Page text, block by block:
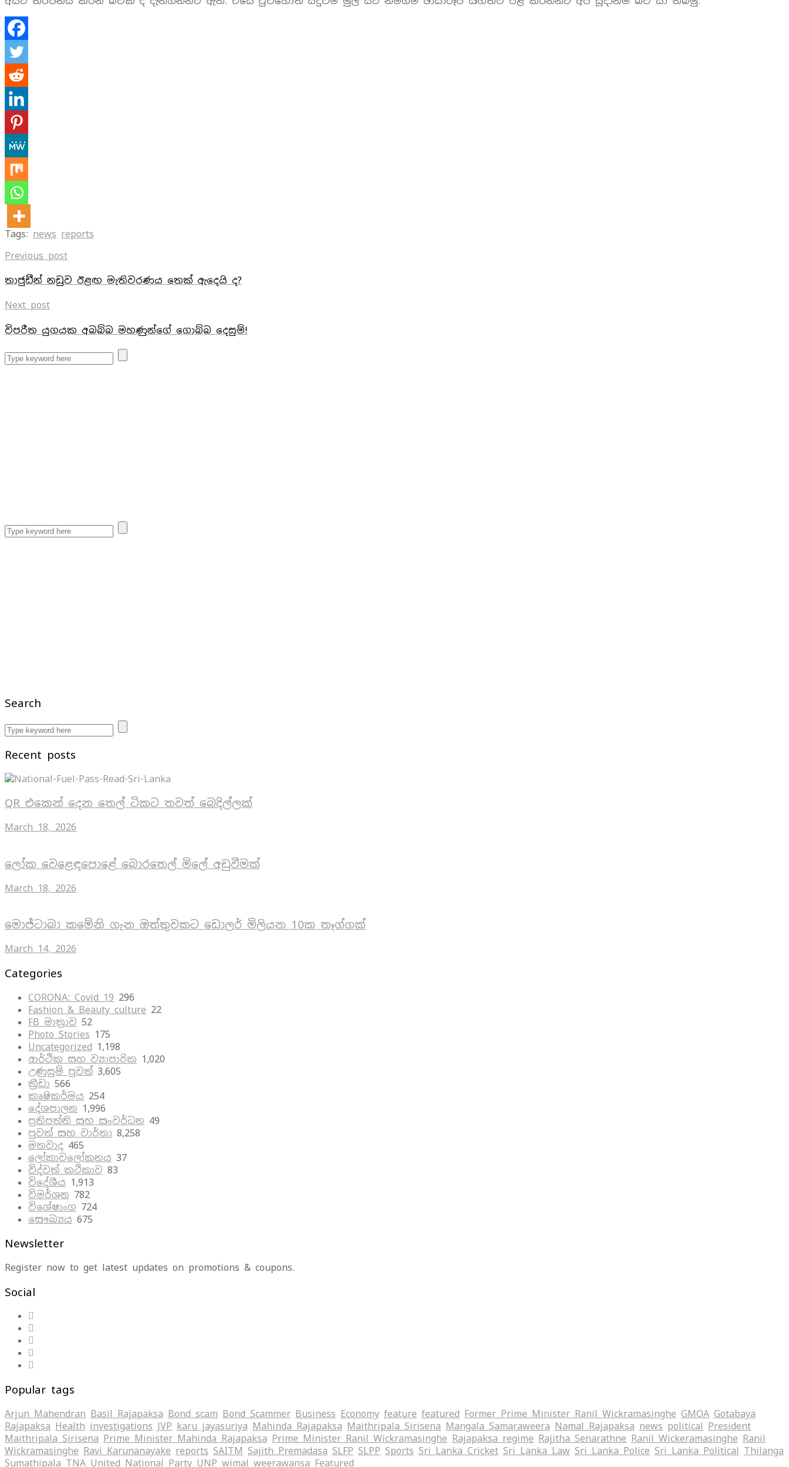
Tags: news reports
Previous post
තාජුඩීන් නඩුව ඊළඟ මැතිවරණය තෙක් ඇදෙයි ද?
Next post
විපරීත යුගයක අබබ්බ මහණුන්ගේ ගොබ්බ දෙසුම්!
Search
Recent posts
QR එකෙන් දෙන තෙල් ටිකට තවත් බෙදිල්ලක්
March 18, 2026
ලෝක වෙළෙඳපොළේ බොරතෙල් මිලේ අඩුවීමක්
March 18, 2026
මොජ්ටාබා කමේනි ගැන ඔත්තුවකට ඩොලර් මිලියන 10ක තෑග්ගක්
March 14, 2026
Categories
CORONA: Covid 19 296
Fashion & Beauty culture 22
FB මාත්‍රාව 52
Photo Stories 175
Uncategorized 1,198
ආර්ථික සහ ව්‍යාපාරික 1,020
උණුසුම් පුවත් 3,605
ක්‍රීඩා 566
කෘෂිකර්මය 254
දේශපාලන 1,996
ප්‍රතිපත්ති සහ සංවර්ධන 49
පුවත් සහ වාර්තා 8,258
මතවාද 465
ලෝකාවලෝකනය 37
විද්වත් කථිකාව 83
විදේශීය 1,913
විමර්ශන 782
විශේෂාංග 724
සෞඛ්‍යය 675
Newsletter
Register now to get latest updates on promotions & coupons.
Social
Popular tags
Arjun Mahendran Basil Rajapaksa Bond scam Bond Scammer Business Economy feature featured Former Prime Minister Ranil Wickramasinghe GMOA Gotabaya
Rajapaksa Health investigations JVP karu jayasuriya Mahinda Rajapaksa Maithripala Sirisena Mangala Samaraweera Namal Rajapaksa news political President
Maithripala Sirisena Prime Minister Mahinda Rajapaksa Prime Minister Ranil Wickramasinghe Rajapaksa regime Rajitha Senarathne Ranil Wickeramasinghe Ranil
Wickramasinghe Ravi Karunanayake reports SAITM Sajith Premadasa SLFP SLPP Sports Sri Lanka Cricket Sri Lanka Law Sri Lanka Police Sri Lanka Political Thilanga
Sumathipala TNA United National Party UNP wimal weerawansa ‍Featured